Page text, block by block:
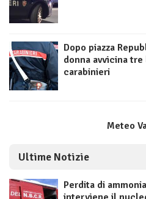
Dopo piazza
donna avvicina
carabinieri
Meteo
Ultime Notizie
Perdita di